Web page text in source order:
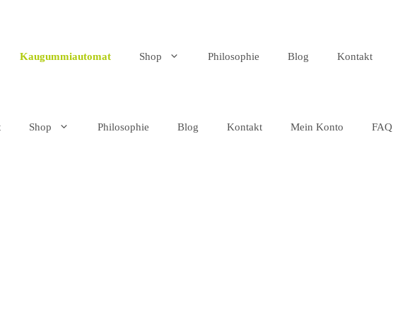
Kaugummiautomat Shop Philosophie Blog Kontakt
Shop Philosophie Blog Kontakt Mein Konto FAQ